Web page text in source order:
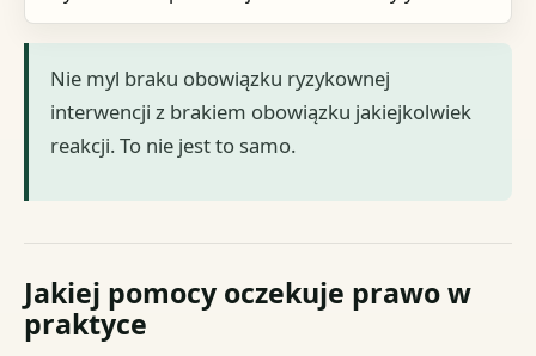
Nie myl braku obowiązku ryzykownej
interwencji z brakiem obowiązku jakiejkolwiek
reakcji. To nie jest to samo.
Jakiej pomocy oczekuje prawo w
praktyce